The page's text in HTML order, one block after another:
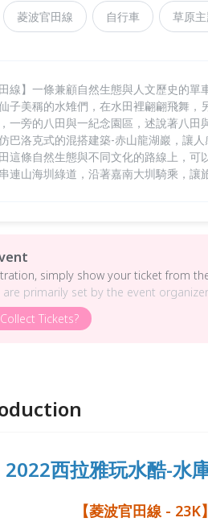
菱波官田線 自行車 草原
田線】一條兼顧自然生態與人文歷史的
子美稱的水雉們，在水田裡翩翩飛舞
一旁的八田與一紀念園區，述說著八
巴洛克式的混搭建築-赤山龍湖巖，讓
這條自然生態與不同文化的路線上，可
連山海圳綠道，沿著嘉南大圳騎乘，讓
simply show your ticket from
are primarily set by the event organizer.
Tickets?
2022西拉雅玩水酷-水
【菱波官田線 -